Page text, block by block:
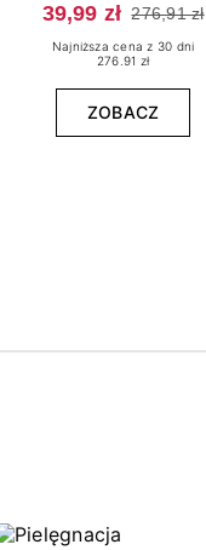
39,99 zł 276,91 zł
Najniższa cena z 30 dni
276.91 zł
ZOBACZ